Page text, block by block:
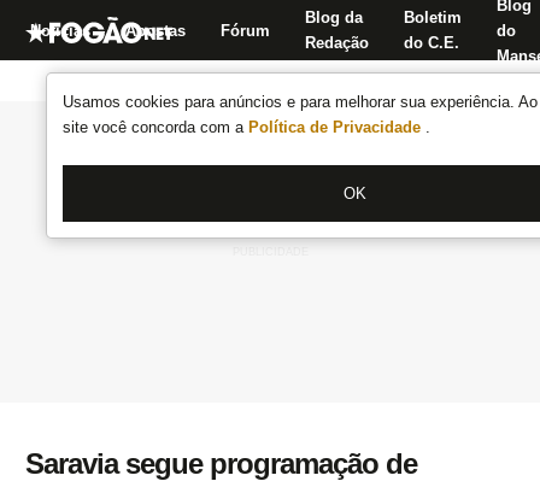
Usamos cookies para anúncios e para melhorar sua experiência.
site você concorda com a Política de Privacidade .
OK
Notícias Apostas Fórum
Blog da
Redação
Boletim
do C.E.
Blog
do
Saravia segue programação de